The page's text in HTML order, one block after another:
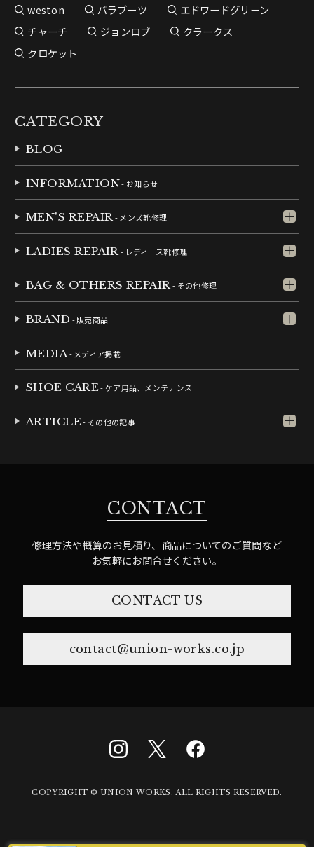
weston
パラブーツ
エドワードグリーン
チャーチ
ジョンロブ
クラークス
クロケット
CATEGORY
BLOG
INFORMATION- お知らせ
MEN'S REPAIR- メンズ靴修理
LADIES REPAIR - レディース靴修理
BAG & OTHERS REPAIR- その他修理
BRAND - 販売商品
MEDIA- メディア掲載
SHOE CARE- ケア用品、メンテナンス
ARTICLE- その他の記事
CONTACT
修理方法や概算のお見積り、商品についてのご質問など
お気軽にお問合せください。
CONTACT US
contact@union-works.co.jp
COPYRIGHT © UNION WORKS. ALL RIGHTS RESERVED.